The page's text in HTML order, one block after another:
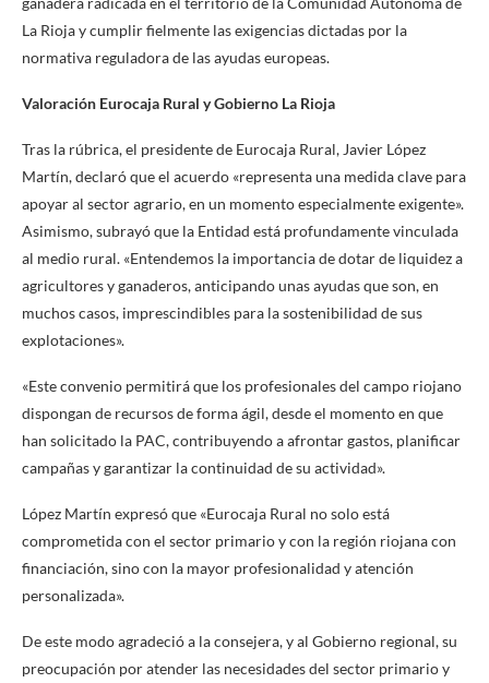
La Rioja y cumplir fielmente las exigencias dictadas por la
normativa reguladora de las ayudas europeas.
Valoración Eurocaja Rural y Gobierno La Rioja
Tras la rúbrica, el presidente de Eurocaja Rural, Javier López
Martín, declaró que el acuerdo «representa una medida clave para
apoyar al sector agrario, en un momento especialmente exigente».
Asimismo, subrayó que la Entidad está profundamente vinculada
al medio rural. «Entendemos la importancia de dotar de liquidez a
agricultores y ganaderos, anticipando unas ayudas que son, en
muchos casos, imprescindibles para la sostenibilidad de sus
explotaciones».
«Este convenio permitirá que los profesionales del campo riojano
dispongan de recursos de forma ágil, desde el momento en que
han solicitado la PAC, contribuyendo a afrontar gastos, planificar
campañas y garantizar la continuidad de su actividad».
López Martín expresó que «Eurocaja Rural no solo está
comprometida con el sector primario y con la región riojana con
financiación, sino con la mayor profesionalidad y atención
personalizada».
De este modo agradeció a la consejera, y al Gobierno regional, su
preocupación por atender las necesidades del sector primario y